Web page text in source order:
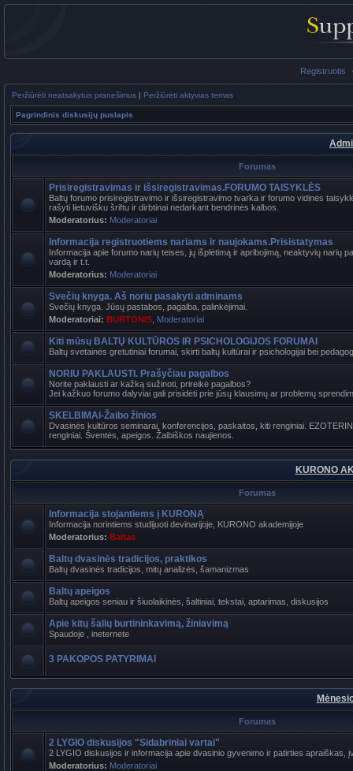
Registruotis
Peržiūrėti neatsakytus pranešimus | Peržiūrėti aktyvias temas
Pagrindinis diskusijų puslapis
Forumas
Prisiregistravimas ir išsiregistravimas.FORUMO TAISYKLĖS
Baltų forumo prisiregistravimo ir išsiregistravimo tvarka ir forumo vidinės
rašyti lietuvišku šriftu ir dirbtinai nedarkant bendrinės kalbos.
Moderatorius: Moderatoriai
Informacija registruotiems nariams ir naujokams.Prisistatymas
Informacija apie forumo narių teises, jų išplėtimą ir apribojimą, neaktyvių narių
vardą ir t.t.
Moderatorius: Moderatoriai
Svečių knyga. Aš noriu pasakyti adminams
Svečių knyga. Jūsų pastabos, pagalba, palinkėjimai.
Moderatoriai: BURTONIS Moderatoriai
Kiti mūsų BALTŲ KULTŪROS IR PSICHOLOGIJOS FORUMAI
Baltų svetainės gretutiniai forumai, skirti baltų kultūrai ir psichologijai bei
NORIU PAKLAUSTI. Prašyčiau pagalbos
Norite paklausti ar kažką sužinoti, prireikė pagalbos?
Jei kažkuo forumo dalyviai gali prisidėti prie jūsų klausimų ar problemų
SKELBIMAI-Žaibo žinios
Dvasinės kultūros seminarai, konferencijos, paskaitos, kiti renginiai.
renginiai. Šventės, apeigos. Žaibiškos naujienos.
KURONO
Forumas
Informacija stojantiems į KURONĄ
Informacija norintiems studijuoti devinarijoje, KURONO akademijoje
Moderatorius: Baltas
Baltų dvasinės tradicijos, praktikos
Baltų dvasinės tradicijos, mitų analizės, šamanizmas
Baltų apeigos
Baltų apeigos seniau ir šiuolaikinės, šaltiniai, tekstai, aptarimas, diskusijos
Apie kitų šalių burtininkavimą, žiniavimą
Spaudoje , ineternete
3 PAKOPOS PATYRIMAI
Forumas
2 LYGIO diskusijos "Sidabriniai vartai"
2 LYGIO diskusijos ir informacija apie dvasinio gyvenimo ir patirties apraiškas,
Moderatorius: Moderatoriai